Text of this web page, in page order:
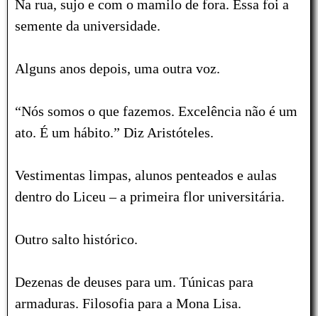
Na rua, sujo e com o mamilo de fora. Essa foi a
semente da universidade.
Alguns anos depois, uma outra voz.
“Nós somos o que fazemos. Excelência não é um
ato. É um hábito.” Diz Aristóteles.
Vestimentas limpas, alunos penteados e aulas
dentro do Liceu – a primeira flor universitária.
Outro salto histórico.
Dezenas de deuses para um. Túnicas para
armaduras. Filosofia para a Mona Lisa.